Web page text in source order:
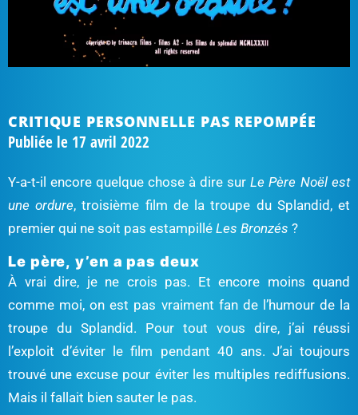
CRITIQUE PERSONNELLE PAS REPOMPÉE
Publiée le 17 avril 2022
Y-a-t-il encore quelque chose à dire sur Le Père Noël est
une ordure, troisième film de la troupe du Splandid, et
premier qui ne soit pas estampillé Les Bronzés ?
Le père, y’en a pas deux
À vrai dire, je ne crois pas. Et encore moins quand
comme moi, on est pas vraiment fan de l’humour de la
troupe du Splandid. Pour tout vous dire, j’ai réussi
l’exploit d’éviter le film pendant 40 ans. J’ai toujours
trouvé une excuse pour éviter les multiples rediffusions.
Mais il fallait bien sauter le pas.